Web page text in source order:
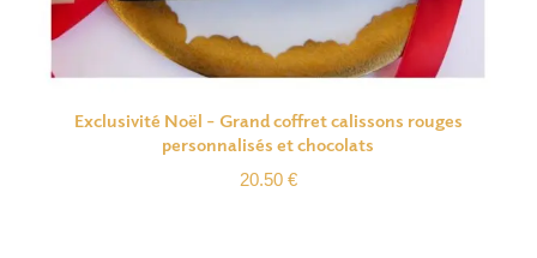
Exclusivité Noël – Grand coffret calissons rouges
personnalisés et chocolats
20.50 €